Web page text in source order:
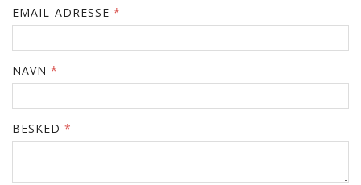
EMAIL-ADRESSE
NAVN
BESKED